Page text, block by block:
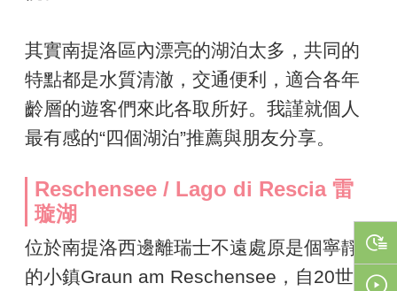
其實南提洛區內漂亮的湖泊太多，共同的
特點都是水質清澈，交通便利，適合各年
齡層的遊客們來此各取所好。我謹就個人
最有感的“四個湖泊”推薦與朋友分享。
Reschensee / Lago di Rescia 雷
璇湖
位於南提洛西邊離瑞士不遠處原是個寧靜
的小鎮Graun am Reschensee，自20世紀